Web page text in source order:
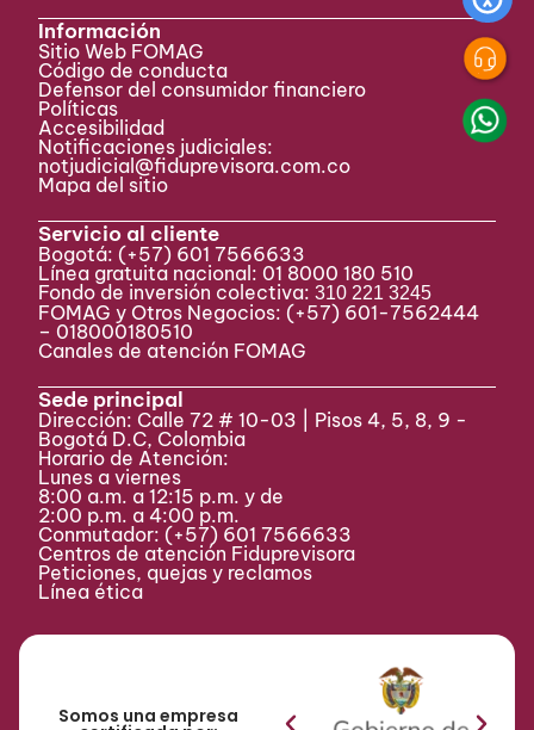
Información
Sitio Web FOMAG
Código de conducta
Defensor del consumidor financiero
Políticas
Accesibilidad
Notificaciones judiciales:
notjudicial@fiduprevisora.com.co
Mapa del sitio
Servicio al cliente
Bogotá: (+57) 601 7566633
Línea gratuita nacional: 01 8000 180 510
Fondo de inversión colectiva:310 221 3245
FOMAG y Otros Negocios: (+57) 601-7562444
– 018000180510
Canales de atención FOMAG
Sede principal
Dirección: Calle 72 # 10-03 | Pisos 4, 5, 8, 9 -
Bogotá D.C, Colombia
Horario de Atención:
Lunes a viernes
8:00 a.m. a 12:15 p.m. y de
2:00 p.m. a 4:00 p.m.
Conmutador: (+57) 601 7566633
Centros de atención Fiduprevisora
Peticiones, quejas y reclamos
Línea ética
Somos una empresa